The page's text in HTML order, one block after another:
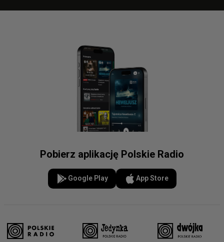
Pobierz aplikację Polskie Radio
Google Play App Store